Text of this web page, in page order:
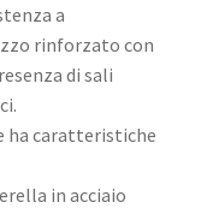
a
rinforzato con
di sali
ha caratteristiche
in acciaio